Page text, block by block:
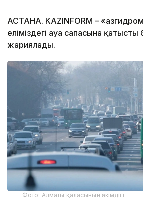
АСТАНА. KAZINFORM –
еліміздегі ауа сапасына
жариялады.
Фото: Алматы қаласының әкімдігі